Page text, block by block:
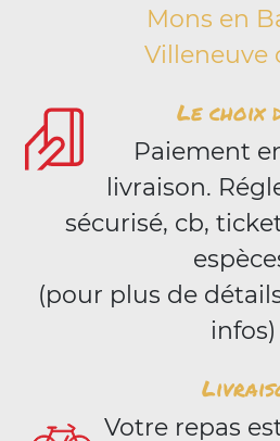
Mons en
Villeneuve
Le choix
Paiement
livraison.
sécurisé, cb,
(pour plus de
infos)
Votre repas